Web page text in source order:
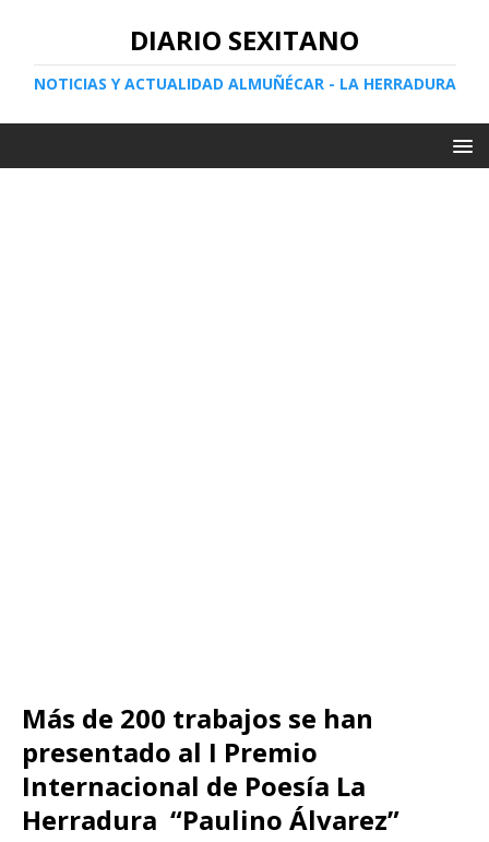
DIARIO SEXITANO
NOTICIAS Y ACTUALIDAD ALMUÑÉCAR - LA HERRADURA
Más de 200 trabajos se han
presentado al I Premio
Internacional de Poesía La
Herradura “Paulino Álvarez”